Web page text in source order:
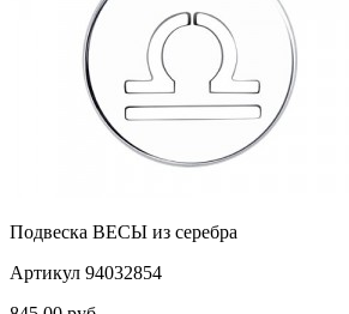
собаки
спичка
стрекозы и мотыльки
треугольник
цветы
человечки
Подвеска ВЕСЫ из серебра
Артикул 94032854